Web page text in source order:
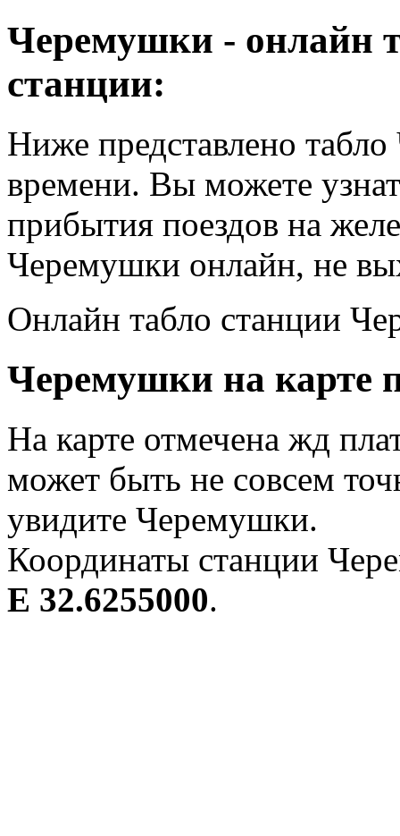
Черемушки - онлайн
станции:
Ниже представлено
времени. Вы можете
прибытия поездов на
Черемушки онлайн, не
Онлайн табло станции
Черемушки на карте
На карте отмечена жд
может быть не совсем
увидите Черемушки.
Координаты станции
E 32.6255000.